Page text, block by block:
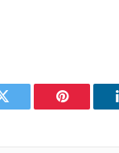
Twitter Pinterest